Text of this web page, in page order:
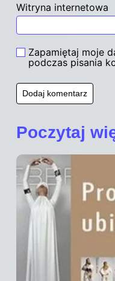
Witryna internetowa
Zapamiętaj moje
podczas pisania
Poczytaj